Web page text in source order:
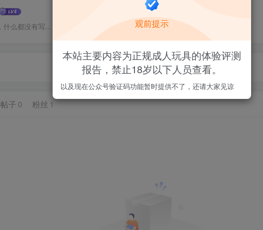
什么都没有写...
本站禁止18岁以下用户访问, 站内每个月还会开启积分活动，详情看论坛内告示
帖子 0 粉丝 1
观前提示
本站主要内容为正规成人玩具的体验评测
报告，禁止18岁以下人员查看。
以及现在公众号验证码功能暂时提供不了，还请大家见谅